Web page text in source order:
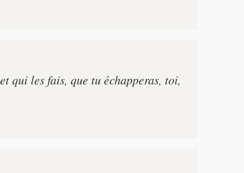
qui les fais, que tu échapperas, toi,